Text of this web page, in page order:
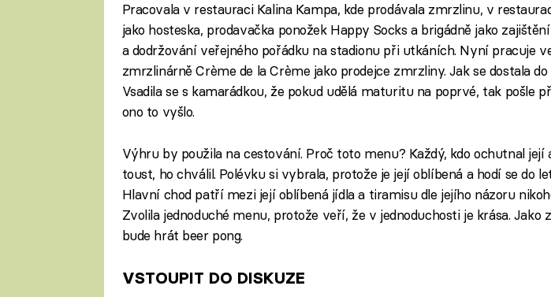
Pracovala v restauraci Kalina Kampa, kde prodávala zmrzlinu, v
jako hosteska, prodavačka ponožek Happy Socks a brigádně jako
a dodržování veřejného pořádku na stadionu při utkáních. Nyní pracuje
zmrzlinárně Crème de la Crème jako prodejce zmrzliny. Jak se dostala do
Vsadila se s kamarádkou, že pokud udělá maturitu na poprvé, tak pošle
ono to vyšlo.
Výhru by použila na cestování. Proč toto menu? Každý, kdo ochutnal její
toust, ho chválil. Polévku si vybrala, protože je její oblíbená a hodí se do
Hlavní chod patří mezi její oblíbená jídla a tiramisu dle jejího názoru
Zvolila jednoduché menu, protože veří, že v jednoduchosti je krása. Jako
bude hrát beer pong.
VSTOUPIT DO DISKUZE